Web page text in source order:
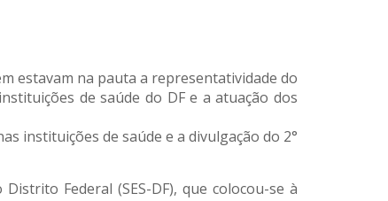
estavam na pauta a representatividade do
de saúde do DF e a atuação dos
instituições de saúde e a divulgação do 2°
Federal (SES-DF), que colocou-se à